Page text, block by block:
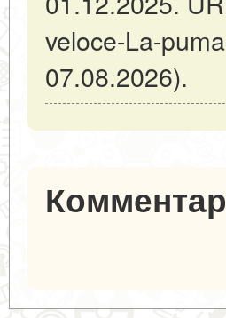
veloce-La-
07.08.2026).